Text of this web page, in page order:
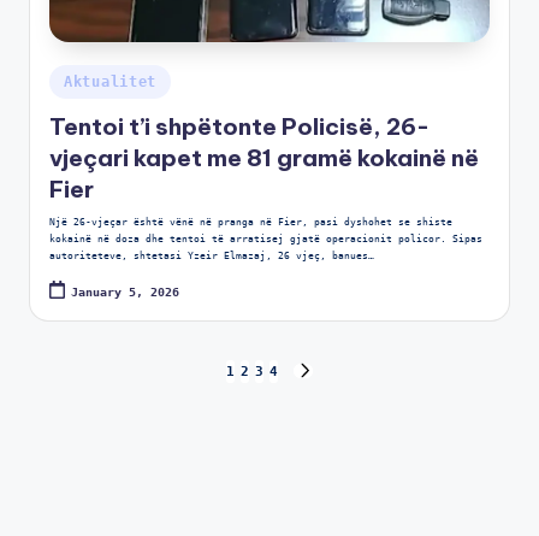
Aktualitet
Tentoi t’i shpëtonte Policisë, 26-
vjeçari kapet me 81 gramë kokainë në
Fier
Një 26-vjeçar është vënë në pranga në Fier, pasi dyshohet se shiste
kokainë në doza dhe tentoi të arratisej gjatë operacionit policor. Sipas
autoriteteve, shtetasi Yzeir Elmazaj, 26 vjeç, banues…
January 5, 2026
1 2 3 4